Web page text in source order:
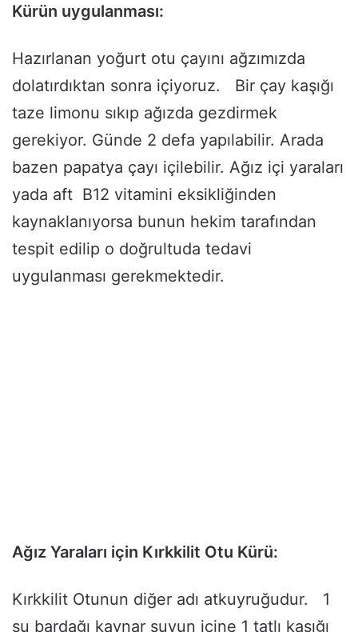
Kürün uygulanması:
Hazırlanan yoğurt otu çayını ağzımızda
dolatırdıktan sonra içiyoruz. Bir çay kaşığı
taze limonu sıkıp ağızda gezdirmek
gerekiyor. Günde 2 defa yapılabilir. Arada
bazen papatya çayı içilebilir. Ağız içi yaraları
yada aft B12 vitamini eksikliğinden
kaynaklanıyorsa bunun hekim tarafından
tespit edilip o doğrultuda tedavi
uygulanması gerekmektedir.
Ağız Yaraları için Kırkkilit Otu Kürü:
Kırkkilit Otunun diğer adı atkuyruğudur. 1
su bardağı kaynar suyun içine 1 tatlı kaşığı